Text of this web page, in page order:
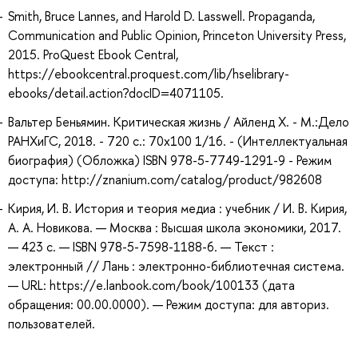
Smith, Bruce Lannes, and Harold D. Lasswell. Propaganda,
Communication and Public Opinion, Princeton University Press,
2015. ProQuest Ebook Central,
https://ebookcentral.proquest.com/lib/hselibrary-
ebooks/detail.action?docID=4071105.
Вальтер Беньямин. Критическая жизнь / Айленд Х. - М.:Дело
РАНХиГС, 2018. - 720 с.: 70x100 1/16. - (Интеллектуальная
биография) (Обложка) ISBN 978-5-7749-1291-9 - Режим
доступа: http://znanium.com/catalog/product/982608
Кирия, И. В. История и теория медиа : учебник / И. В. Кирия,
А. А. Новикова. — Москва : Высшая школа экономики, 2017.
— 423 с. — ISBN 978-5-7598-1188-6. — Текст :
электронный // Лань : электронно-библиотечная система.
— URL: https://e.lanbook.com/book/100133 (дата
обращения: 00.00.0000). — Режим доступа: для авториз.
пользователей.